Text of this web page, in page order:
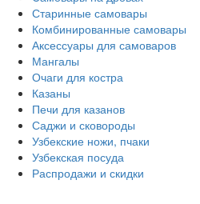
Старинные самовары
Комбинированные самовары
Аксессуары для самоваров
Мангалы
Очаги для костра
Казаны
Печи для казанов
Саджи и сковороды
Узбекские ножи, пчаки
Узбекская посуда
Распродажи и скидки